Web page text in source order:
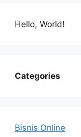
Hello, World!
Categories
Bisnis Online